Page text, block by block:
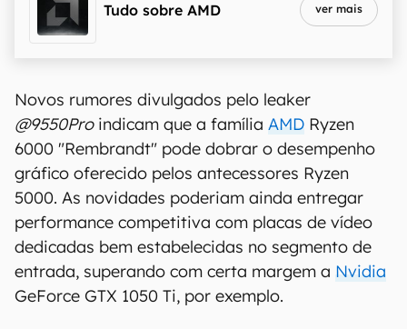
Tudo sobre AMD ver mais
Novos rumores divulgados pelo leaker
@9550Proindicam que a família AMD Ryzen
6000 "Rembrandt" pode dobrar o desempenho
gráfico oferecido pelos antecessores Ryzen
5000. As novidades poderiam ainda entregar
performance competitiva com placas de vídeo
dedicadas bem estabelecidas no segmento de
entrada, superando com certa margem a Nvidia
GeForce GTX 1050 Ti, por exemplo.